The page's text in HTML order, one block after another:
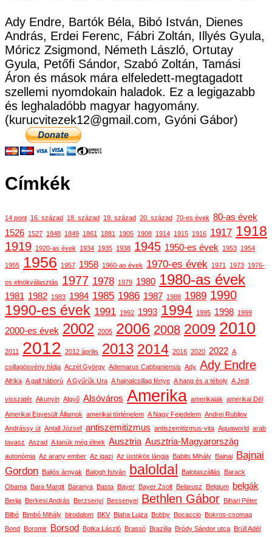
Ady Endre, Bartók Béla, Bibó István, Dienes
András, Erdei Ferenc, Fábri Zoltán, Illyés Gyula,
Móricz Zsigmond, Németh László, Ortutay
Gyula, Petőfi Sándor, Szabó Zoltán, Tamási
Áron és mások mára elfeledett-megtagadott
szellemi nyomdokain haladok. Ez a legigazabb
és leghaladóbb magyar hagyomány.
(kurucvitezek12@gmail.com, Gyóni Gábor)
Címkék
14 pont 16. század 18. század 19. század 20. század 70-es évek 80-as évek
1526 1527 1848 1849 1861 1881 1905 1908 1914 1915 1916 1917 1918
1919 1920-as évek 1934 1935 1938 1945 1950-es évek 1953 1954
1955 1956 1957 1958 1960-as évek 1970-es évek 1971 1973 1976-
os elnökválasztás 1977 1978 1979 1980 1980-as évek
1981 1982 1983 1984 1985 1986 1987 1988 1989 1990
1990-es évek 1991 1992 1993 1994 1995 1998 1999
2000-es évek 2002 2005 2006 2008 2009 2010
2011 2012 2012 április 2013 2014 2016 2020 2022 A
csillagösvény hídja Aczél György Ademarus Cabbaniensis Ady Ady Endre
Afrika A gall háború A Gyűrűk Ura A hajnalcsillag fénye A hang és a téboly A Jedi
visszatér Akunyin Algyő Alsóváros Amerika amerikaiak amerikai Dél
Amerikai Egyesült Államok amerikai történelem A Nagy Fejedelem Andrej Rubljov
Andrássy út Antall József antiszemitizmus antiszemitizmus-vita Aquaworld arab
tavasz Aszad A tanúk még élnek Ausztria Ausztria-Magyarország
autonómia Az arany ember Az igazi Az üstökös lángja Babits Mihály Bajnai Bajnai
Gordon
Baljós árnyak Balogh István baloldal Balotaszállás
Barack
Obama
Bara Margit Baranya Basta Bayer Bayer Zsolt Belarusz Belgium belgák
Berija Berkesi András Berzsenyi Bessenyei Bethlen Gábor
Bihari Péter
Bilbó
Bimbó Mihály birodalom BKV Blaha Lujza Bobby Bocaccio
Bokros-csomag
Bond
Boromir Borsod Botka László Brassó Brazília Bródy Sándor utca Brüll Adél